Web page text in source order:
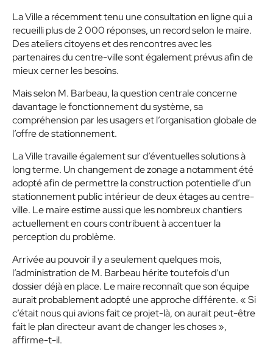
La Ville a récemment tenu une consultation en ligne qui a
recueilli plus de 2 000 réponses, un record selon le maire.
Des ateliers citoyens et des rencontres avec les
partenaires du centre-ville sont également prévus afin de
mieux cerner les besoins.
Mais selon M. Barbeau, la question centrale concerne
davantage le fonctionnement du système, sa
compréhension par les usagers et l’organisation globale de
l’offre de stationnement.
La Ville travaille également sur d’éventuelles solutions à
long terme. Un changement de zonage a notamment été
adopté afin de permettre la construction potentielle d’un
stationnement public intérieur de deux étages au centre-
ville. Le maire estime aussi que les nombreux chantiers
actuellement en cours contribuent à accentuer la
perception du problème.
Arrivée au pouvoir il y a seulement quelques mois,
l’administration de M. Barbeau hérite toutefois d’un
dossier déjà en place. Le maire reconnaît que son équipe
aurait probablement adopté une approche différente. « Si
c’était nous qui avions fait ce projet-là, on aurait peut-être
fait le plan directeur avant de changer les choses »,
affirme-t-il.